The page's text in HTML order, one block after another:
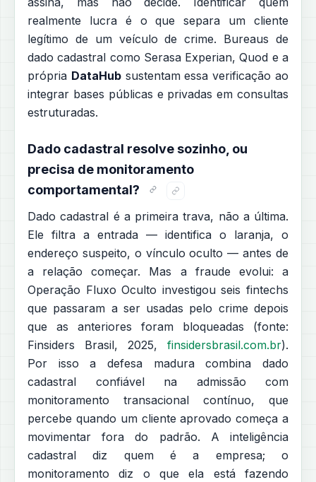
realmente lucra é o que separa um cliente
legítimo de um veículo de crime. Bureaus de
dado cadastral como Serasa Experian, Quod e a
própria DataHubsustentam essa verificação ao
integrar bases públicas e privadas em consultas
estruturadas.
Dado cadastral resolve sozinho, ou
precisa de monitoramento
comportamental?
Dado cadastral é a primeira trava, não a última.
Ele filtra a entrada — identifica o laranja, o
endereço suspeito, o vínculo oculto — antes de
a relação começar. Mas a fraude evolui: a
Operação Fluxo Oculto investigou seis fintechs
que passaram a ser usadas pelo crime depois
que as anteriores foram bloqueadas (fonte:
Finsiders Brasil, 2025, finsidersbrasil.com.br).
Por isso a defesa madura combina dado
cadastral confiável na admissão com
monitoramento transacional contínuo, que
percebe quando um cliente aprovado começa a
movimentar fora do padrão. A inteligência
cadastral diz quem é a empresa; o
monitoramento diz o que ela está fazendo